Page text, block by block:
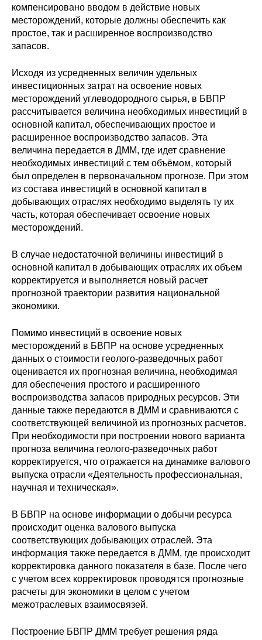
компенсировано вводом в действие новых
месторождений, которые должны обеспечить как
простое, так и расширенное воспроизводство
запасов.
Исходя из усредненных величин удельных
инвестиционных затрат на освоение новых
месторождений углеводородного сырья, в БВПР
рассчитывается величина необходимых инвестиций в
основной капитал, обеспечивающих простое и
расширенное воспроизводство запасов. Эта
величина передается в ДММ, где идет сравнение
необходимых инвестиций с тем объёмом, который
был определен в первоначальном прогнозе. При этом
из состава инвестиций в основной капитал в
добывающих отраслях необходимо выделять ту их
часть, которая обеспечивает освоение новых
месторождений.
В случае недостаточной величины инвестиций в
основной капитал в добывающих отраслях их объем
корректируется и выполняется новый расчет
прогнозной траектории развития национальной
экономики.
Помимо инвестиций в освоение новых
месторождений в БВПР на основе усредненных
данных о стоимости геолого-разведочных работ
оценивается их прогнозная величина, необходимая
для обеспечения простого и расширенного
воспроизводства запасов природных ресурсов. Эти
данные также передаются в ДММ и сравниваются с
соответствующей величиной из прогнозных расчетов.
При необходимости при построении нового варианта
прогноза величина геолого-разведочных работ
корректируется, что отражается на динамике валового
выпуска отрасли «Деятельность профессиональная,
научная и техническая».
В БВПР на основе информации о добычи ресурса
происходит оценка валового выпуска
соответствующих добывающих отраслей. Эта
информация также передается в ДММ, где происходит
корректировка данного показателя в базе. После чего
с учетом всех корректировок проводятся прогнозные
расчеты для экономики в целом с учетом
межотраслевых взаимосвязей.
Построение БВПР ДММ требует решения ряда